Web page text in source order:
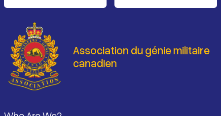
Association du génie militaire
canadien